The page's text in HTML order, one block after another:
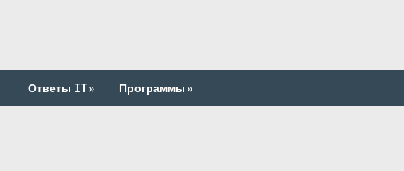
Ответы IT» Программы»